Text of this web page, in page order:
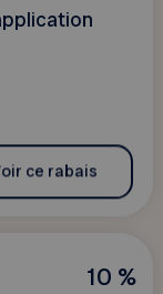
ce rabais
10 %